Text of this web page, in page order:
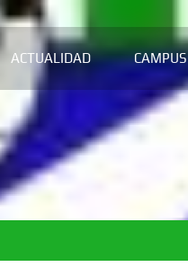
ACTUALIDAD CAMPUS